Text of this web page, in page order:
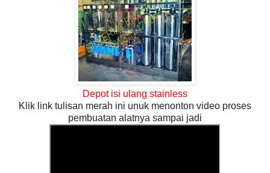
Depot isi ulang stainless
Klik link tulisan merah ini unuk menonton video proses
pembuatan alatnya sampai jadi